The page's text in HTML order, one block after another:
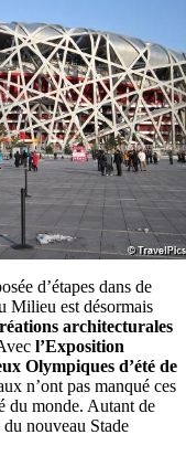
d’étapes dans de
Milieu est désormais
architecturales
l’Exposition
Olympiques d’été de
n’ont pas manqué ces
du monde. Autant de
nouveau Stade